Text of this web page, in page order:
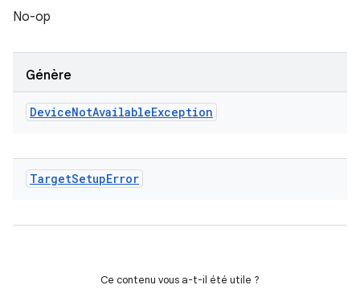
No-op
Génère
DeviceNotAvailableException
TargetSetupError
Ce contenu vous a-t-il été utile ?